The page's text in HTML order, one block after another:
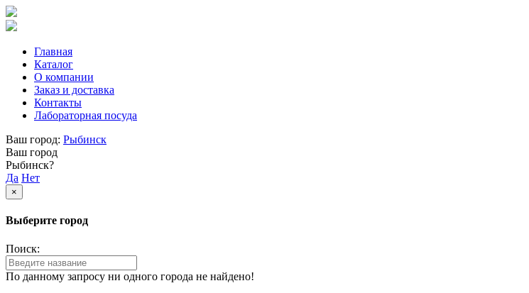
Главная
Каталог
О компании
Заказ и доставка
Контакты
Лабораторная посуда
Ваш город: Рыбинск
Ваш город
Рыбинск?
Да Нет
×
Выберите город
Поиск:
По данному запросу ни одного города не найдено!